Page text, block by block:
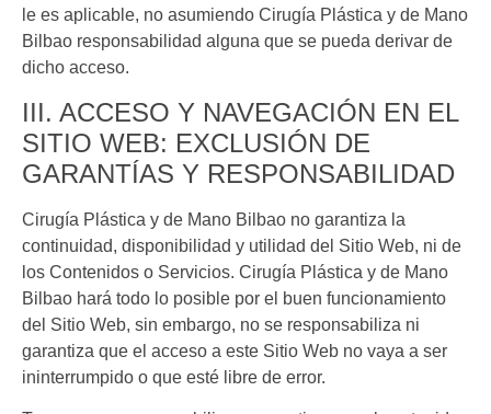
le es aplicable, no asumiendo Cirugía Plástica y de Mano
Bilbao responsabilidad alguna que se pueda derivar de
dicho acceso.
III. ACCESO Y NAVEGACIÓN EN EL
SITIO WEB: EXCLUSIÓN DE
GARANTÍAS Y RESPONSABILIDAD
Cirugía Plástica y de Mano Bilbao no garantiza la
continuidad, disponibilidad y utilidad del Sitio Web, ni de
los Contenidos o Servicios. Cirugía Plástica y de Mano
Bilbao hará todo lo posible por el buen funcionamiento
del Sitio Web, sin embargo, no se responsabiliza ni
garantiza que el acceso a este Sitio Web no vaya a ser
ininterrumpido o que esté libre de error.